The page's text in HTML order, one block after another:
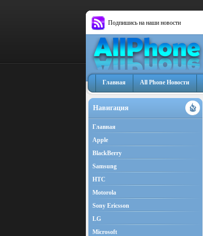
Подпишись на наши новости
Главная All Phone Новости
Навигация
Главная
Apple
BlackBerry
Samsung
HTC
Motorola
Sony Ericsson
LG
Microsoft